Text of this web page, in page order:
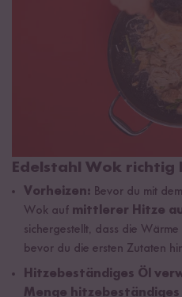
Edelstahl Wok richtig
Vorheizen: Bevor du mit
Wok auf mittlerer Hitze
sichergestellt, dass die
bevor du die ersten Zutaten
Hitzebeständiges Öl
Menge hitzebeständiges